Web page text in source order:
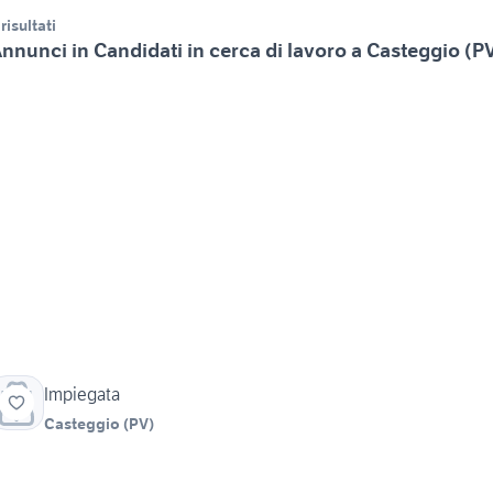
in Candidati in cerca di lavoro a Casteggio
Impiegata
Casteggio (PV)